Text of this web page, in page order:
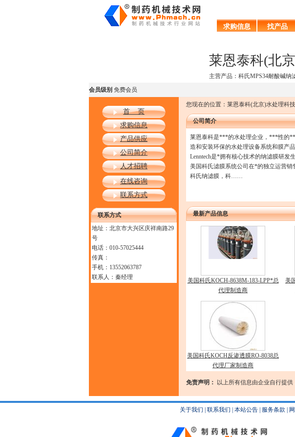
求购信息 找产品
莱恩泰科(北
主营产品：科氏MPS34耐酸碱纳
会员级别免费会员
首 页
求购信息
产品供应
公司简介
人才招聘
在线咨询
联系方式
联系方式
地址：北京市大兴区庆祥南路29
号
电话：010-57025444
传真：
手机：13552063787
联系人：秦经理
您现在的位置：莱恩泰科(北京)水处理科
公司简介
莱恩泰科是***的水处理企业，***性的
造和安装环保的水处理设备系统和膜产
Lenntech是*拥有核心技术的纳滤膜研
美国科氏滤膜系统公司在*的独立运营销
科氏纳滤膜，科……
最新产品信息
美国科氏KOCH-8638M-183-LPP*总
代理制造商
美
美国科氏KOCH反渗透膜RO-8038总
代理厂家制造商
免责声明： 以上所有信息由企业自行提
关于我们 联系我们 本站公告 服务条款